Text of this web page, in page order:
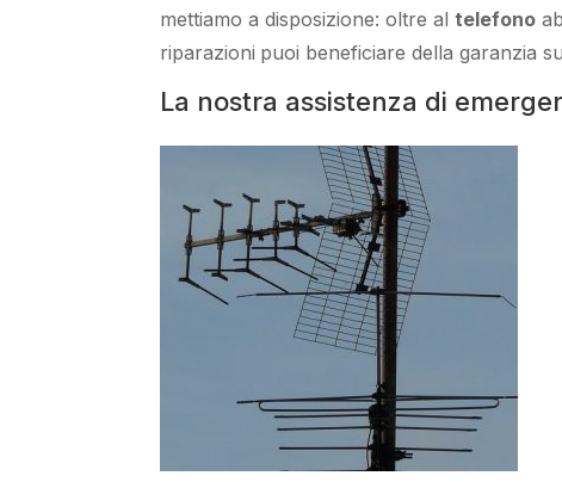
mettiamo a disposizione: oltre altelefono
riparazioni puoi beneficiare dellagaranzia
La nostra assistenza di